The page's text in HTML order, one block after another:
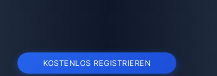
KOSTENLOS REGISTRIEREN